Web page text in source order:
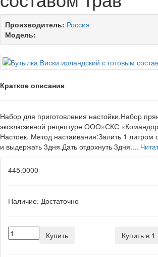
Производитель: Россия
Модель:
Краткое описание
Набор для приготовления настойки.Набор
эксклюзивной рецептуре ООО»СКС
Настоек. Метод настаивания:Залить 1 литром
и выдержать 3дня.Дать отдохнуть 3дня....
445.0000
Наличие: Достаточно
Купить Купить в 1